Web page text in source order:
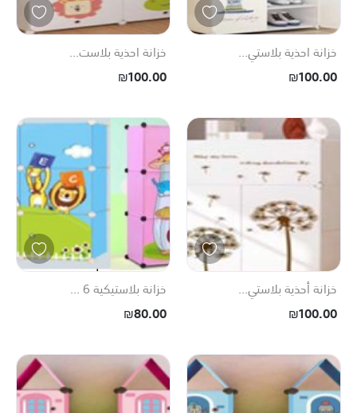
خزانة احذية بلاستي...
₪100.00
خزانة احذية بلاست...
₪100.00
خزانة أحذية بلاستي...
₪100.00
خزانة بلاستيكية 6 ...
₪80.00